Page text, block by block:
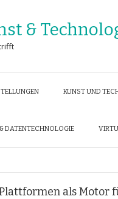
&
KUNST UND
DATENTECHNOLOGIE
als Motor